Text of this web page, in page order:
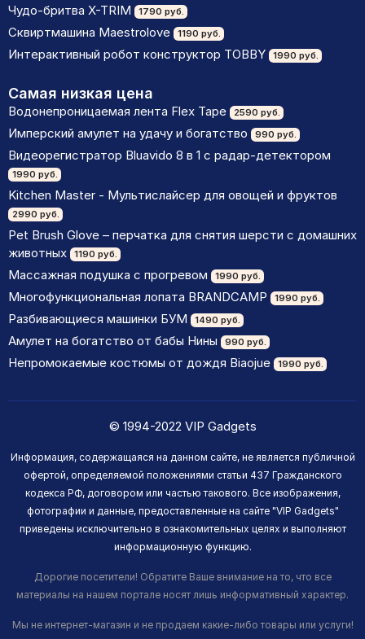
Чудо-бритва X-TRIM 1790 руб.
Сквиртмашина Maestrolove 1190 руб.
Интерактивный робот конструктор TOBBY 1990 руб.
Самая низкая цена
Водонепроницаемая лента Flex Tape 2590 руб.
Имперский амулет на удачу и богатство 990 руб.
Видеорегистратор Bluavido 8 в 1 с радар-детектором
1990 руб.
Kitchen Master - Мультислайсер для овощей и фруктов
2990 руб.
Pet Brush Glove – перчатка для снятия шерсти с домашних
животных
1190 руб.
Массажная подушка с прогревом 1990 руб.
Многофункциональная лопата BRANDCAMP 1990 руб.
Разбивающиеся машинки БУМ 1490 руб.
Амулет на богатство от бабы Нины 990 руб.
Непромокаемые костюмы от дождя Biaojue 1990 руб.
© 1994-2022 VIP Gadgets
Информация, содержащаяся на данном сайте, не является публичной
офертой, определяемой положениями статьи 437 Гражданского
кодекса РФ, договором или частью такового. Все изображения,
фотографии и данные, предоставленные на сайте "VIP Gadgets"
приведены исключительно в ознакомительных целях и выполняют
информационную функцию.
Дорогие посетители! Обратите Ваше внимание на то, что все
материалы на нашем портале носят лишь информативный характер.
Мы не интернет-магазин и не продаем какие-либо товары или услуги!